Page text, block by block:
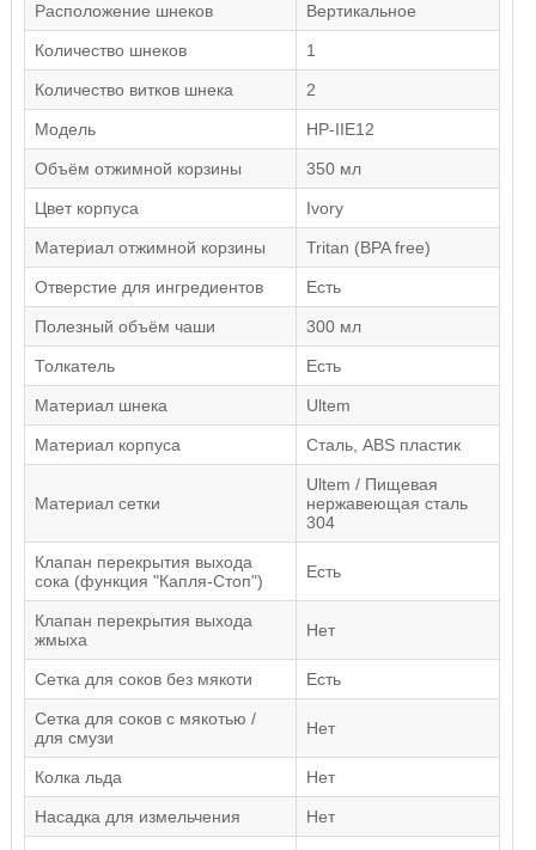
Расположение шнеков Вертикальное
Количество шнеков 1
Количество витков шнека 2
Модель HP-IIE12
Объём отжимной корзины 350 мл
Цвет корпуса Ivory
Материал отжимной корзины Tritan (BPA free)
Отверстие для ингредиентов Есть
Полезный объём чаши 300 мл
Толкатель Есть
Материал шнека Ultem
Материал корпуса Сталь, ABS пластик
Материал сетки
Ultem / Пищевая
нержавеющая сталь
304
Клапан перекрытия выхода
сока (функция "Капля-Стоп")
Есть
Клапан перекрытия выхода
жмыха
Нет
Сетка для соков без мякоти Есть
Сетка для соков с мякотью /
для смузи
Нет
Колка льда Нет
Насадка для измельчения Нет